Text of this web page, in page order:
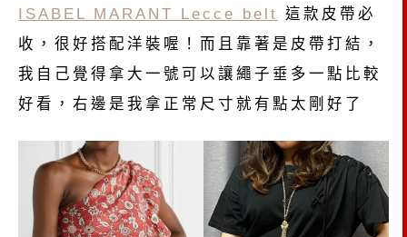
ISABEL MARANT Lecce belt
這款皮帶必
收，很好搭配洋裝喔！而且靠著是皮帶打結，
我自己覺得拿大一號可以讓繩子垂多一點比較
好看，右邊是我拿正常尺寸就有點太剛好了